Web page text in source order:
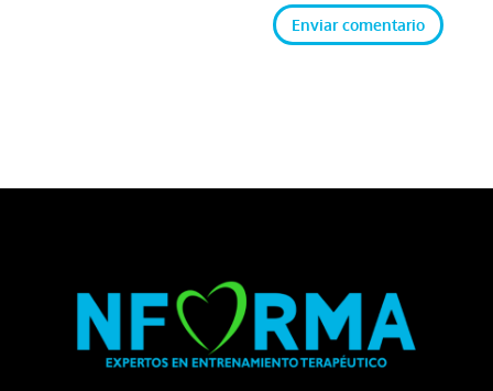
Enviar comentario